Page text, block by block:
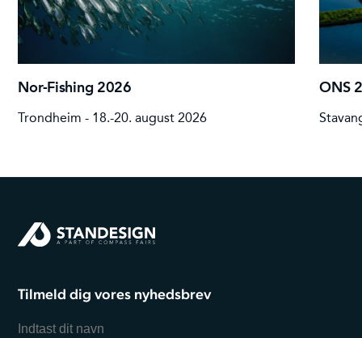
Nor-Fishing 2026
Trondheim - 18.-20. august 2026
ONS
Tilmeld dig vores nyhedsbrev